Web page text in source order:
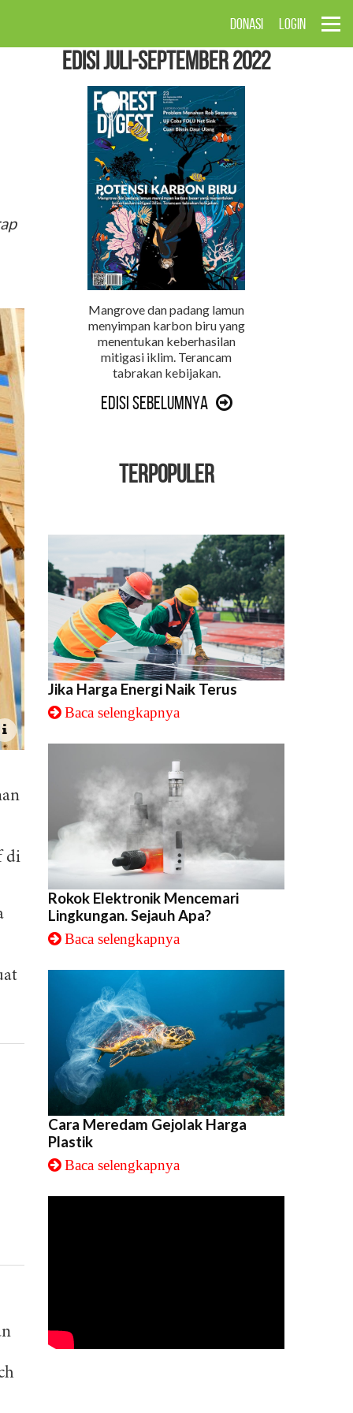
DONASI LOGIN
di
EDISI Juli-September 2022
Mangrove dan padang lamun
menyimpan karbon biru yang
menentukan keberhasilan
mitigasi iklim. Terancam
tabrakan kebijakan.
Edisi Sebelumnya
TERPOPULER
Jika Harga Energi Naik Terus
Baca selengkapnya
Rokok Elektronik Mencemari
Lingkungan. Sejauh Apa?
Baca selengkapnya
Cara Meredam Gejolak Harga
Plastik
Baca selengkapnya